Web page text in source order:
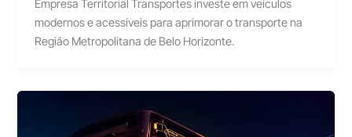
Empresa Territorial Transportes investe em veículos
modernos e acessíveis para aprimorar o transporte na
Região Metropolitana de Belo Horizonte.